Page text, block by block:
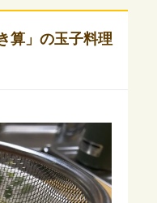
算」の玉子料理